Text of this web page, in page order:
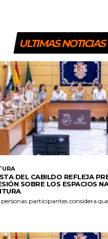
ULTIMAS NOTICIAS
DEL CABILDO REFLEJA
SOBRE LOS ESPACIOS
personas participantes considera